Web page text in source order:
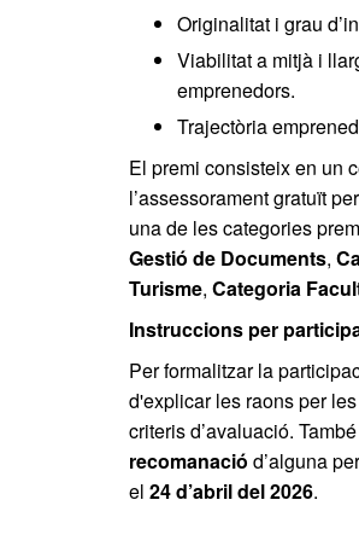
Originalitat i grau
Viabilitat a mitjà i
emprenedors.
Trajectòria
El premi consisteix en un
l’assessorament gratuït
una de les categories
Gestió de Documents,
Turisme, Categoria
Instruccions per
Per formalitzar la
d'explicar les raons per
criteris d’avaluació.
recomanació d’alguna
el 24 d’abril del 2026.